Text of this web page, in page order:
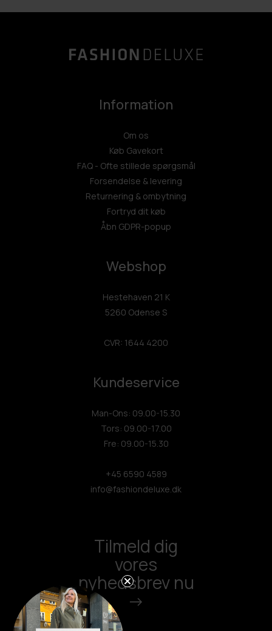
Information
Om os
Køb Gavekort
FAQ - Ofte stillede spørgsmål
Forsendelse & levering
Returnering & ombytning
Fortryd dit køb
Åbn GDPR-popup
Webshop
Hestehaven 21 K
5260 Odense S
CVR: 1644 4200
Kundeservice
Man-Ons: 09.00-15.30
Tors: 09.00-17.00
Fre: 09.00-15.30
+45 6590 4589
info@fashiondeluxe.dk
Tilmeld dig
vores
nyhedsbrev nu
->